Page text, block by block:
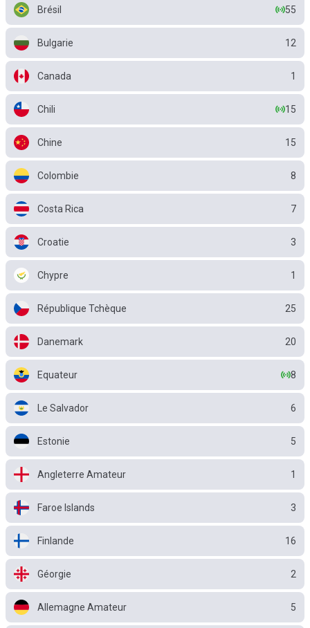
Brésil 55
Bulgarie 12
Canada 1
Chili 15
Chine 15
Colombie 8
Costa Rica 7
Croatie 3
Chypre 1
République Tchèque 25
Danemark 20
Equateur 8
Le Salvador 6
Estonie 5
Angleterre Amateur 1
Faroe Islands 3
Finlande 16
Géorgie 2
Allemagne Amateur 5